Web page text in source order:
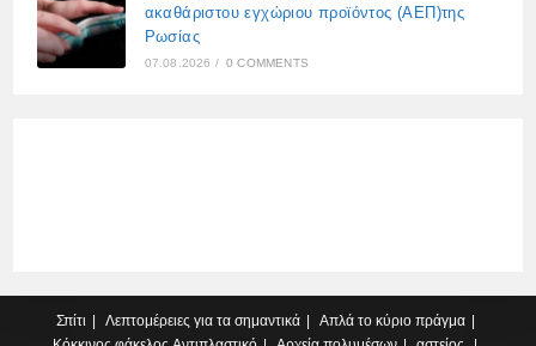
ακαθάριστου εγχώριου προϊόντος (ΑΕΠ)της
Ρωσίας
07.08.2026 / 0 COMMENTS
Σπίτι Λεπτομέρειες για τα σημαντικά
Απλά το κύριο πράγμα